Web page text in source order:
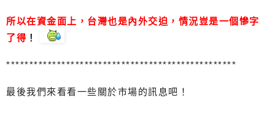
所以在資金面上，台灣也是內外交迫，情況豈是一個慘字
了得 ！
**************************************************
最後我們來看看一些關於市場的訊息吧！